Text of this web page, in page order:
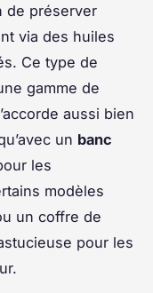
de préserver
via des huiles
Ce type de
gamme de
aussi bien
un banc
les
modèles
un coffre de
pour les